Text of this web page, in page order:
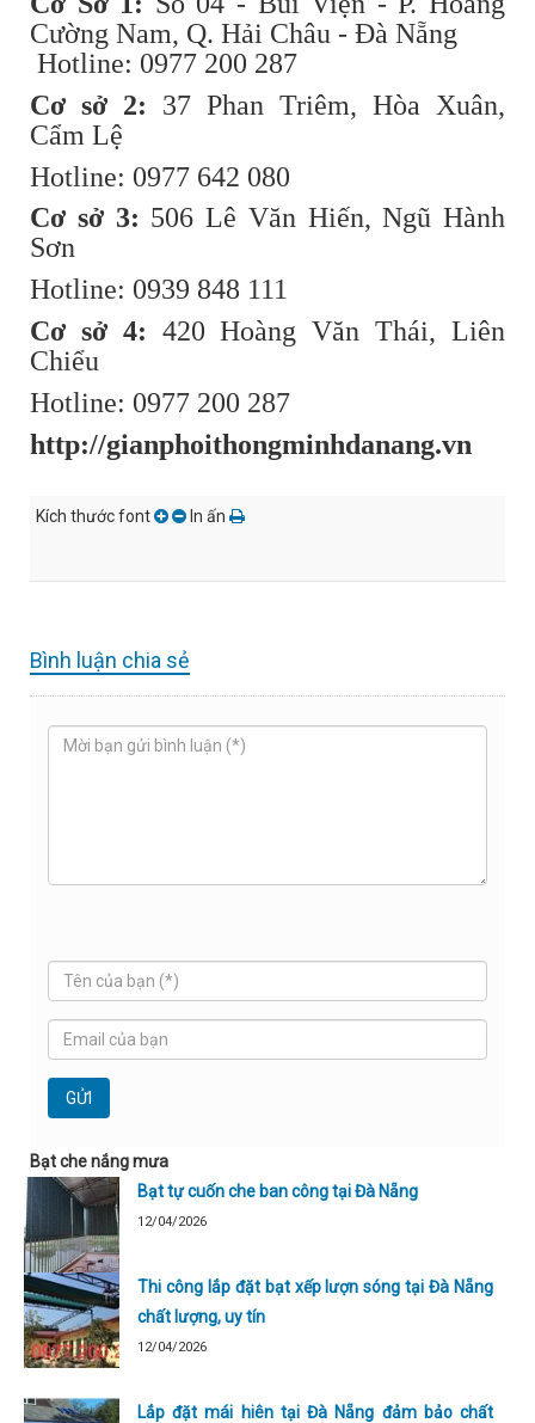
Cường Nam, Q. Hải Châu - Đà Nẵng
Hotline: 0977 200 287
Cơ sở 2: 37 Phan Triêm, Hòa Xuân,
Cẩm Lệ
Hotline: 0977 642 080
Cơ sở 3: 506 Lê Văn Hiến, Ngũ Hành
Sơn
Hotline: 0939 848 111
Cơ sở 4: 420 Hoàng Văn Thái, Liên
Chiểu
Hotline: 0977 200 287
http://gianphoithongminhdanang.vn
Kích thước font In ấn
Bình luận chia sẻ
Bạt che nắng mưa
Bạt tự cuốn che ban công tại Đà Nẵng
12/04/2026
Thi công lắp đặt bạt xếp lượn sóng tại Đà Nẵng
chất lượng, uy tín
12/04/2026
Lắp đặt mái hiên tại Đà Nẵng đảm bảo chất